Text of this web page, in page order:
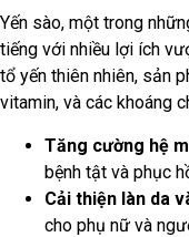
Yến sào, một trong
tiếng với nhiều lợi ích
tổ yến thiên nhiên, sản
vitamin, và các khoáng
Tăng cường hệ
bệnh tật và phục
Cải thiện làn da
cho phụ nữ và